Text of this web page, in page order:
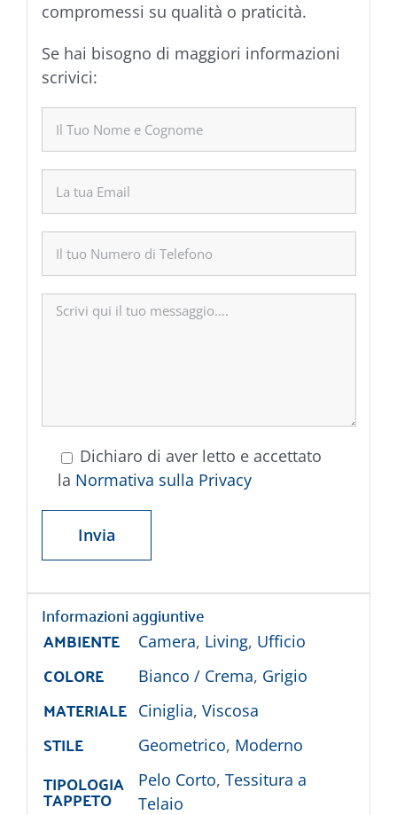
compromessi su qualità o praticità.
Se hai bisogno di maggiori informazioni
scrivici:
Dichiaro di aver letto e accettato
la Normativa sulla Privacy
Informazioni aggiuntive
AMBIENTE
Camera, Living, Ufficio
COLORE Bianco / Crema, Grigio
MATERIALE Ciniglia, Viscosa
STILE Geometrico, Moderno
TIPOLOGIA
TAPPETO
Pelo Corto, Tessitura a
Telaio